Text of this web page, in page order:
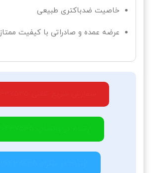
خاصیت ضدباکتری طبیعی
عرضه عمده و صادراتی با کیفیت ممتاز